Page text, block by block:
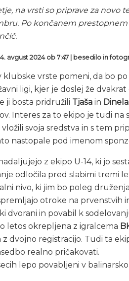
na vrsti so priprave za novo
Po končanem
avgust 2024 ob 7:47 | besedilo in
klubske vrste pomeni, da bo
ligi, kjer je doslej že
ji bosta pridružili Tjaša in Dinela
Interes za to ekipo je tudi na
svoja sredstva in s tem
nastopale pod imenom
z ekipo U-14, ki jo
odločila pred slabimi tremi
nivo, ki jim bo poleg
otroke na prvenstvih
dvorani in povabil k
letos okrepljena z igralcema
dvojno registracijo. Tudi ta
realno pričakovati.
lepo povabljeni v